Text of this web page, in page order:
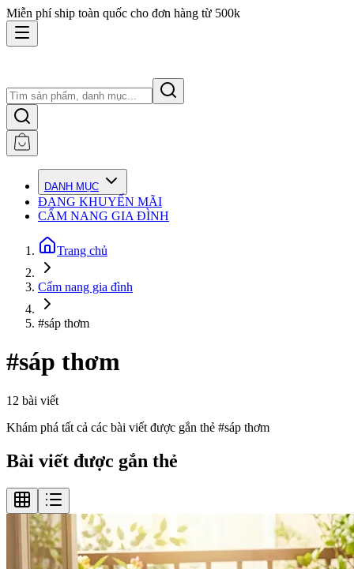
Miễn phí ship toàn quốc cho đơn hàng từ 500k
DANH MỤC
ĐANG KHUYẾN MÃI
CẨM NANG GIA ĐÌNH
Trang chủ
Cẩm nang gia đình
#sáp thơm
#sáp thơm
12 bài viết
Khám phá tất cả các bài viết được gắn thẻ #sáp thơm
Bài viết được gắn thẻ